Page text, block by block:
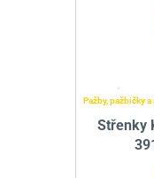
Pažby, pažbičky a
Střenky